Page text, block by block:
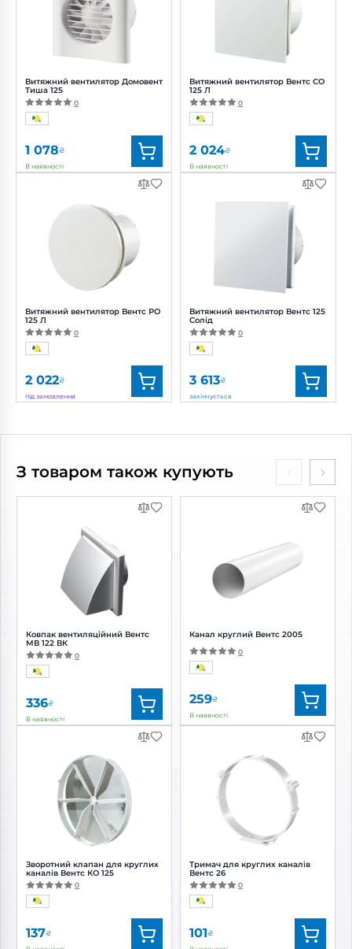
Витяжний вентилятор Домовент
Тиша 125
0
1 078₴
В наявності
Домовент
Артикул:
0688103121
Діаметр:
125 мм
Рівень
шуму:
Витяжний вентилятор Вентс РО
125 Л
0
2 022₴
під замовлення
Артикул: 0688182600
Потужність:
17.5 Вт
Витяжний вентилятор Вентс СО
125 Л
0
2 024₴
В наявності
Вентс
0688169887
125 мм
17.5 Вт
35 дБ(А)
Витяжний вентилятор Вентс 125
Солід
0
3 613₴
закінчується
Артикул: 0688218065
125 мм
Потужність:
З товаром також купують
Ковпак вентиляційний Вентс
МВ 122 ВК
0
336₴
В наявності
Вентс
Артикул: 0687826735
Діаметр:
120 мм
Зворотний клапан для круглих
каналів Вентс КО 125
0
137₴
Канал круглий Вентс 2005
0
259₴
В наявності
Вентс
Артикул:0687830278
Діаметр:
125 мм
Тримач для круглих каналів
Вентс 26
0
101₴